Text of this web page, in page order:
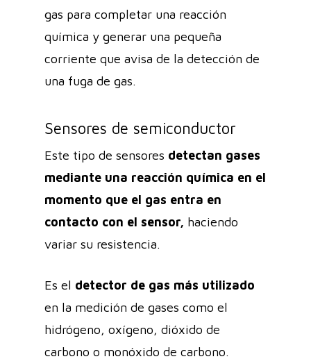
gas para completar una reacción
química y generar una pequeña
corriente que avisa de la detección de
una fuga de gas.
Sensores de semiconductor
Este tipo de sensores detectan gases
mediante una reacción química en el
momento que el gas entra en
contacto con el sensor, haciendo
variar su resistencia.
Es el detector de gas más utilizado
en la medición de gases como el
hidrógeno, oxígeno, dióxido de
carbono o monóxido de carbono.